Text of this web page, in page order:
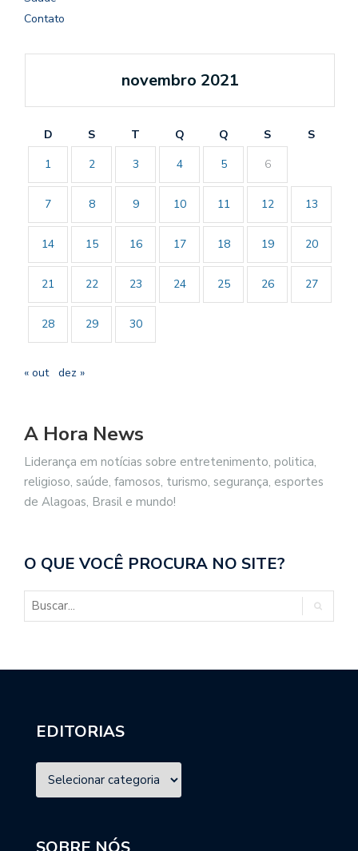
Contato
novembro 2021
D S T Q Q S
S
1
2 3 4 5 6
7 8 9 10 11 12 13
14 15 16 17 18 19 20
21 22 23 24 25 26 27
28 29 30
« out dez »
A Hora News
Liderança em notícias sobre entretenimento, politica,
religioso, saúde, famosos, turismo, segurança, esportes
de Alagoas, Brasil e mundo!
O QUE VOCÊ PROCURA NO SITE?
EDITORIAS